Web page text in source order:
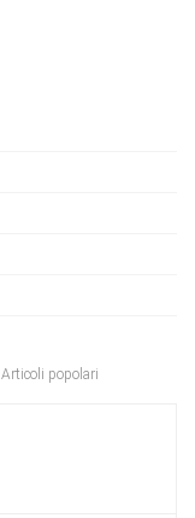
Articoli popolari